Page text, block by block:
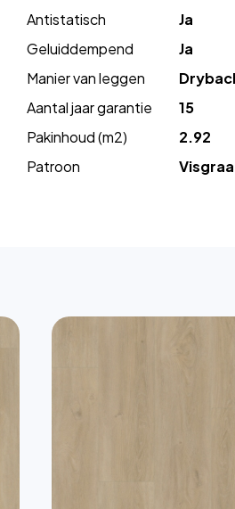
Antistatisch
Ja
Geluiddempend
Ja
Manier van leggen
Aantal jaar garantie
15
Pakinhoud (m2)
2.92
Patroon